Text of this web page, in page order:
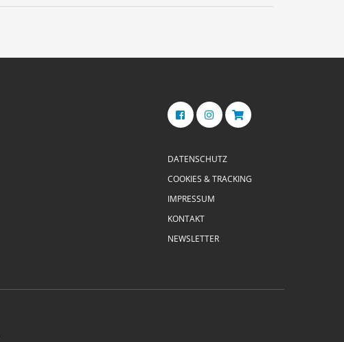
DATENSCHUTZ
COOKIES & TRACKING
IMPRESSUM
KONTAKT
NEWSLETTER